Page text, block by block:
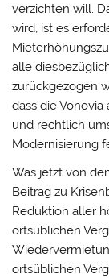
verzichten will.
wird, ist es
alle
zurückgezogen
dass die
und rechtlich
Modernisierung
Was jetzt von
Beitrag zu
Reduktion aller
ortsüblichen
ortsüblichen